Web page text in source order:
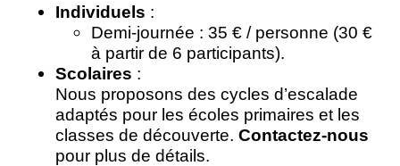
Individuels :
Demi-journée : 35 € / personne (30 €
à partir de 6 participants).
Scolaires :
Nous proposons des cycles d’escalade
adaptés pour les écoles primaires et les
classes de découverte.Contactez-nous
pour plus de détails.